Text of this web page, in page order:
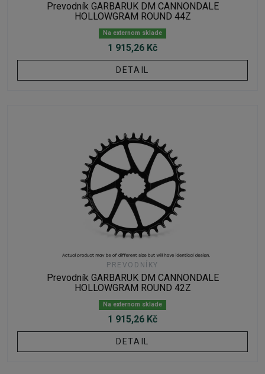
Prevodník GARBARUK DM CANNONDALE
HOLLOWGRAM ROUND 44Z
Na externom sklade
1 915,26 Kč
DETAIL
PREVODNÍKY
Prevodník GARBARUK DM CANNONDALE
HOLLOWGRAM ROUND 42Z
Na externom sklade
1 915,26 Kč
DETAIL